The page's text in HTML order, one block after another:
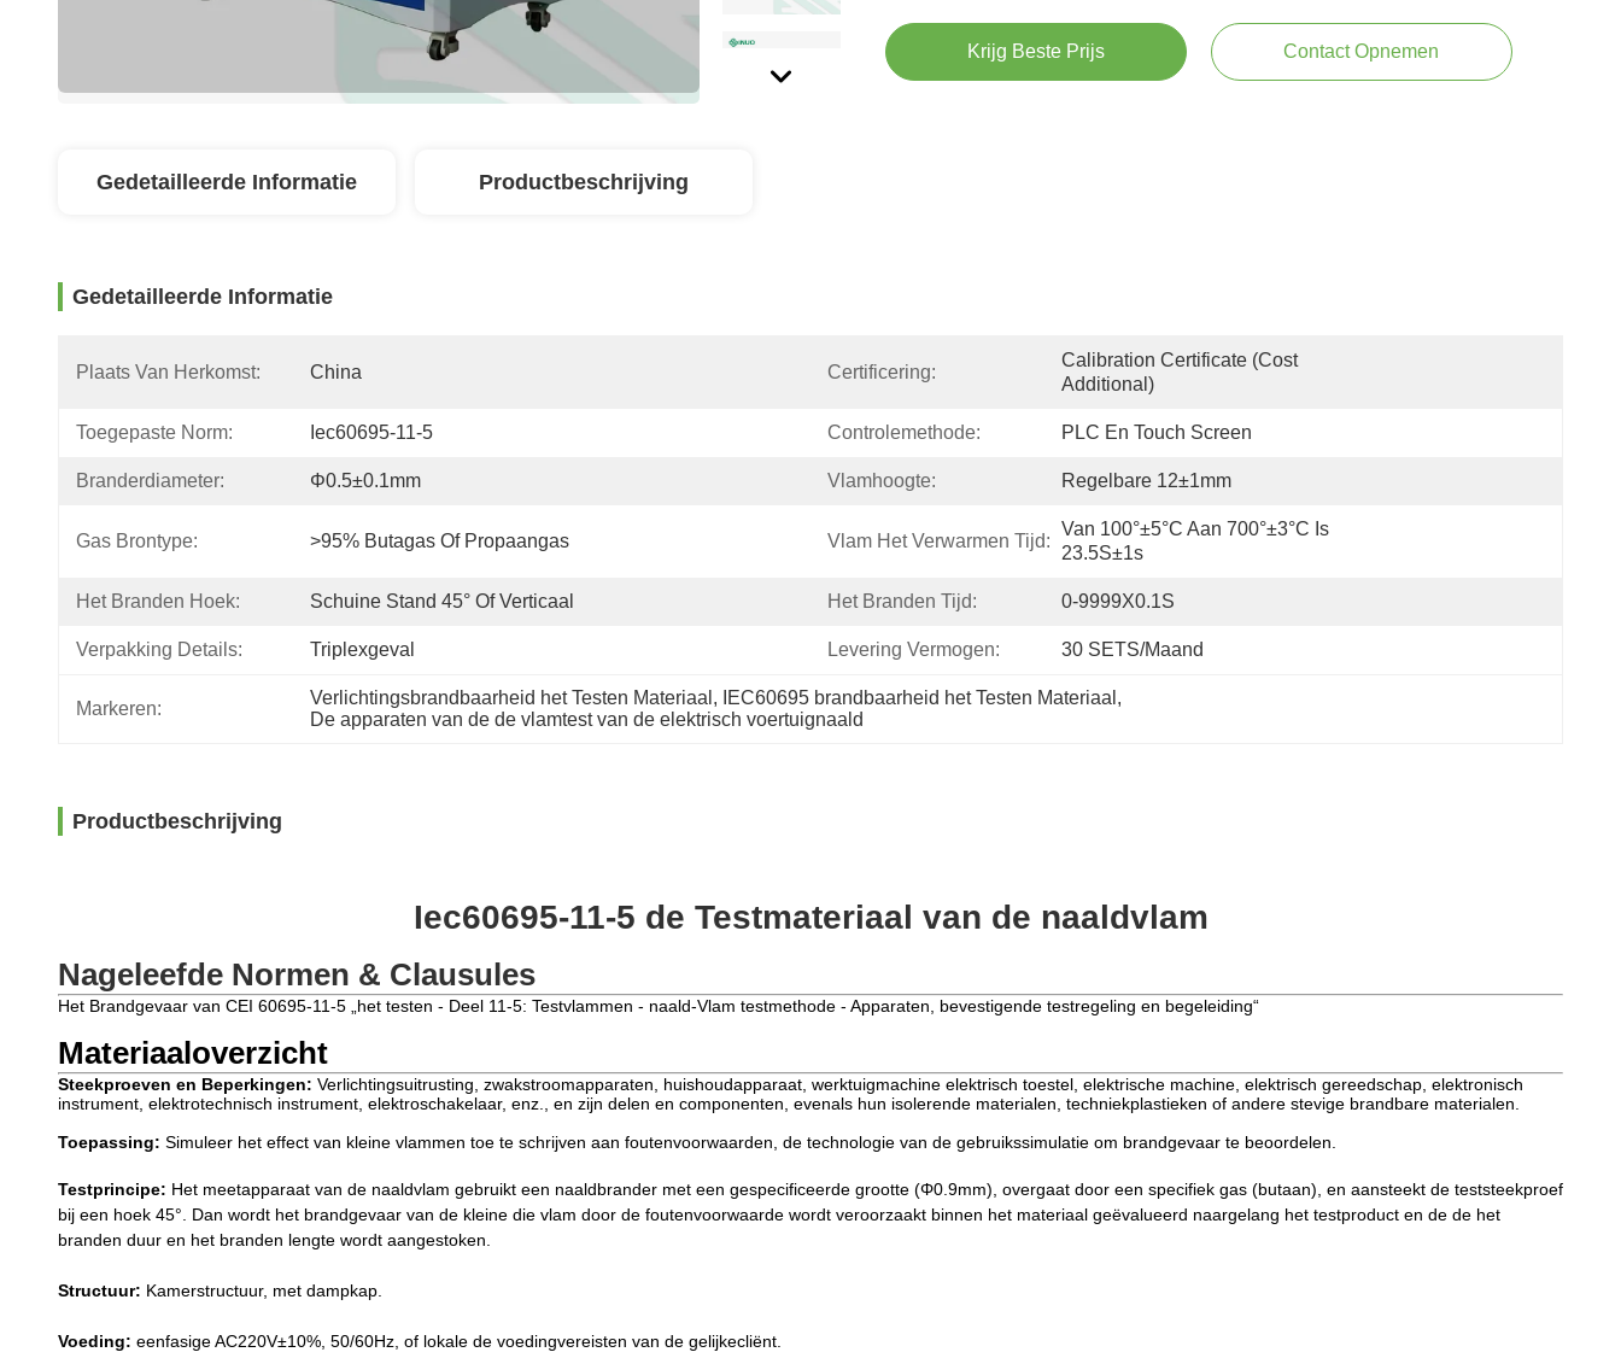
Krijg Beste Prijs Contact Opnemen
Gedetailleerde Informatie Productbeschrijving
Gedetailleerde Informatie
Plaats Van Herkomst: China Certificering:
Calibration Certificate (Cost
Additional)
Toegepaste Norm: Iec60695-11-5 Controlemethode: PLC En Touch Screen
Branderdiameter: Φ0.5±0.1mm Vlamhoogte: Regelbare 12±1mm
Gas Brontype: >95% Butagas Of Propaangas Vlam Het Verwarmen Tijd:
Van 100°±5°C Aan 700°±3°C Is
23.5S±1s
Het Branden Hoek: Schuine Stand 45° Of Verticaal Het Branden Tijd: 0-9999X0.1S
Verpakking Details: Triplexgeval Levering Vermogen: 30 SETS/Maand
Markeren:
Verlichtingsbrandbaarheid het Testen Materiaal , IEC60695 brandbaarheid het Testen Materiaal ,
De apparaten van de de vlamtest van de elektrisch voertuignaald
Productbeschrijving
Iec60695-11-5 de Testmateriaal van de naaldvlam
Nageleefde Normen & Clausules
Het Brandgevaar van CEI 60695-11-5 „het testen - Deel 11-5: Testvlammen - naald-Vlam testmethode - Apparaten, bevestigende testregeling en begeleiding“
Materiaaloverzicht
Steekproeven en Beperkingen: Verlichtingsuitrusting, zwakstroomapparaten, huishoudapparaat, werktuigmachine elektrisch toestel, elektrische machine, elektrisch gereedschap, elektronisch
instrument, elektrotechnisch instrument, elektroschakelaar, enz., en zijn delen en componenten, evenals hun isolerende materialen, techniekplastieken of andere stevige brandbare materialen.
Toepassing: Simuleer het effect van kleine vlammen toe te schrijven aan foutenvoorwaarden, de technologie van de gebruikssimulatie om brandgevaar te beoordelen.
Testprincipe: Het meetapparaat van de naaldvlam gebruikt een naaldbrander met een gespecificeerde grootte (Φ0.9mm), overgaat door een specifiek gas (butaan), en aansteekt de teststeekproef
bij een hoek 45°. Dan wordt het brandgevaar van de kleine die vlam door de foutenvoorwaarde wordt veroorzaakt binnen het materiaal geëvalueerd naargelang het testproduct en de de het
branden duur en het branden lengte wordt aangestoken.
Structuur: Kamerstructuur, met dampkap.
Voeding: eenfasige AC220V±10%, 50/60Hz, of lokale de voedingvereisten van de gelijkecliënt.